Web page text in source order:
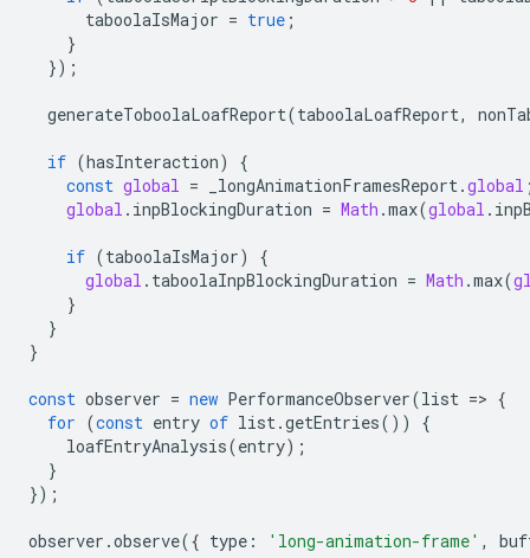
taboolaIsMajor = true ;
}
});
generateToboolaLoafReport(taboolaLoafReport,
if (hasInteraction)
{
const global = _longAnimationFramesReport .global
global . inpBlockingDuration = Math .max(global .
if (taboolaIsMajor)
{
global . taboolaInpBlockingDuration = Math .max(
}
}
}
const observer = new PerformanceObserver(list => {
for (const entry of list .getEntries())
{
loafEntryAnalysis(entry);
}
});
observer .observe({ type : 'long-animation-frame' ,